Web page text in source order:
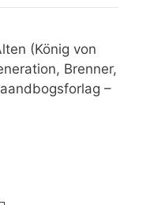
(König von
Brenner,
–